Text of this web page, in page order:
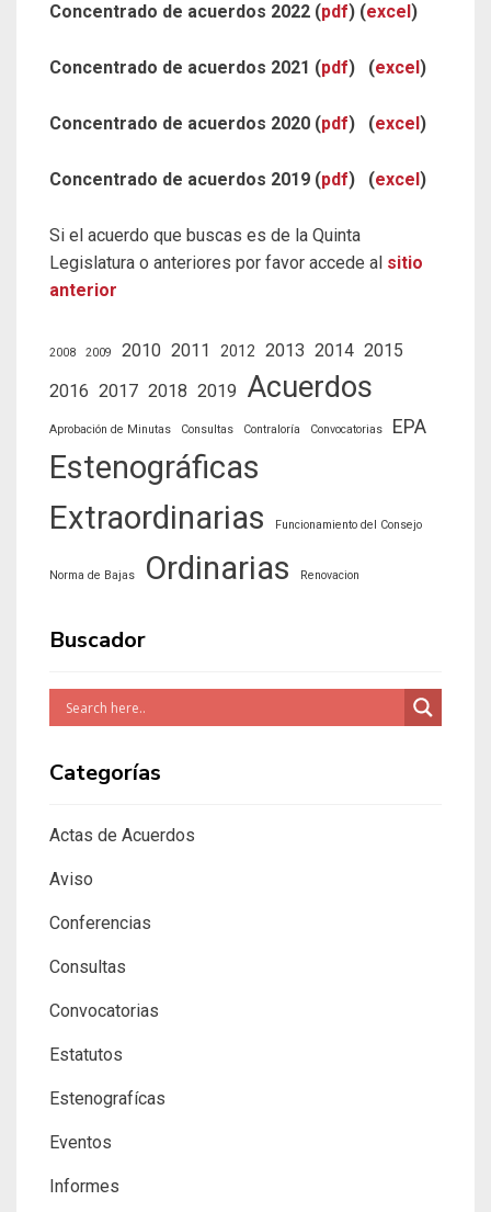
Concentrado de acuerdos 2022 (pdf) (excel )
Concentrado de acuerdos 2021 (pdf) (excel )
Concentrado de acuerdos 2020 (pdf) (excel )
Concentrado de acuerdos 2019 (pdf) (excel )
Si el acuerdo que buscas es de la Quinta
Legislatura o anteriores por favor accede al sitio
anterior
2008 2009 2010 2011 2012 2013 2014 2015
2016 2017 2018 2019 Acuerdos
Aprobación de Minutas Consultas Contraloría Convocatorias EPA
Estenográficas
Extraordinarias
Funcionamiento del Consejo
Norma de Bajas Ordinarias Renovacion
Buscador
Categorías
Actas de Acuerdos
Aviso
Conferencias
Consultas
Convocatorias
Estatutos
Estenografícas
Eventos
Informes